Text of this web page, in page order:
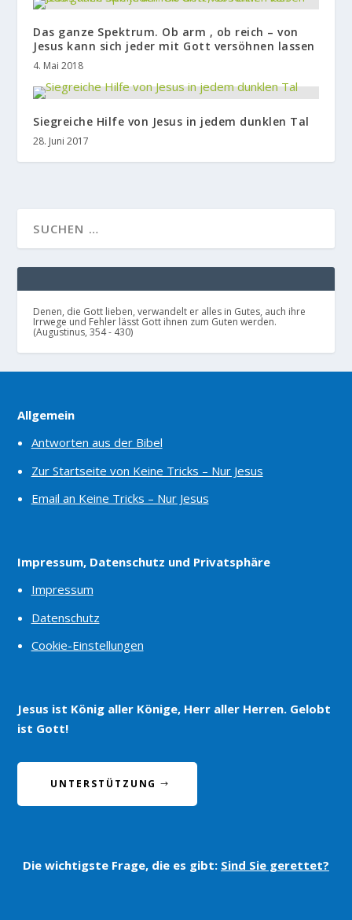
Das ganze Spektrum. Ob arm , ob reich – von
Jesus kann sich jeder mit Gott versöhnen lassen
4. Mai 2018
Siegreiche Hilfe von Jesus in jedem dunklen Tal
28. Juni 2017
Denen, die Gott lieben, verwandelt er alles in Gutes, auch ihre
Irrwege und Fehler lässt Gott ihnen zum Guten werden.
(Augustinus, 354 - 430)
Allgemein
Antworten aus der Bibel
Zur Startseite von Keine Tricks – Nur Jesus
Email an Keine Tricks – Nur Jesus
Impressum, Datenschutz und Privatsphäre
Impressum
Datenschutz
Cookie-Einstellungen
Jesus ist König aller Könige, Herr aller Herren. Gelobt
ist Gott!
UNTERSTÜTZUNG
Die wichtigste Frage, die es gibt: Sind Sie gerettet?